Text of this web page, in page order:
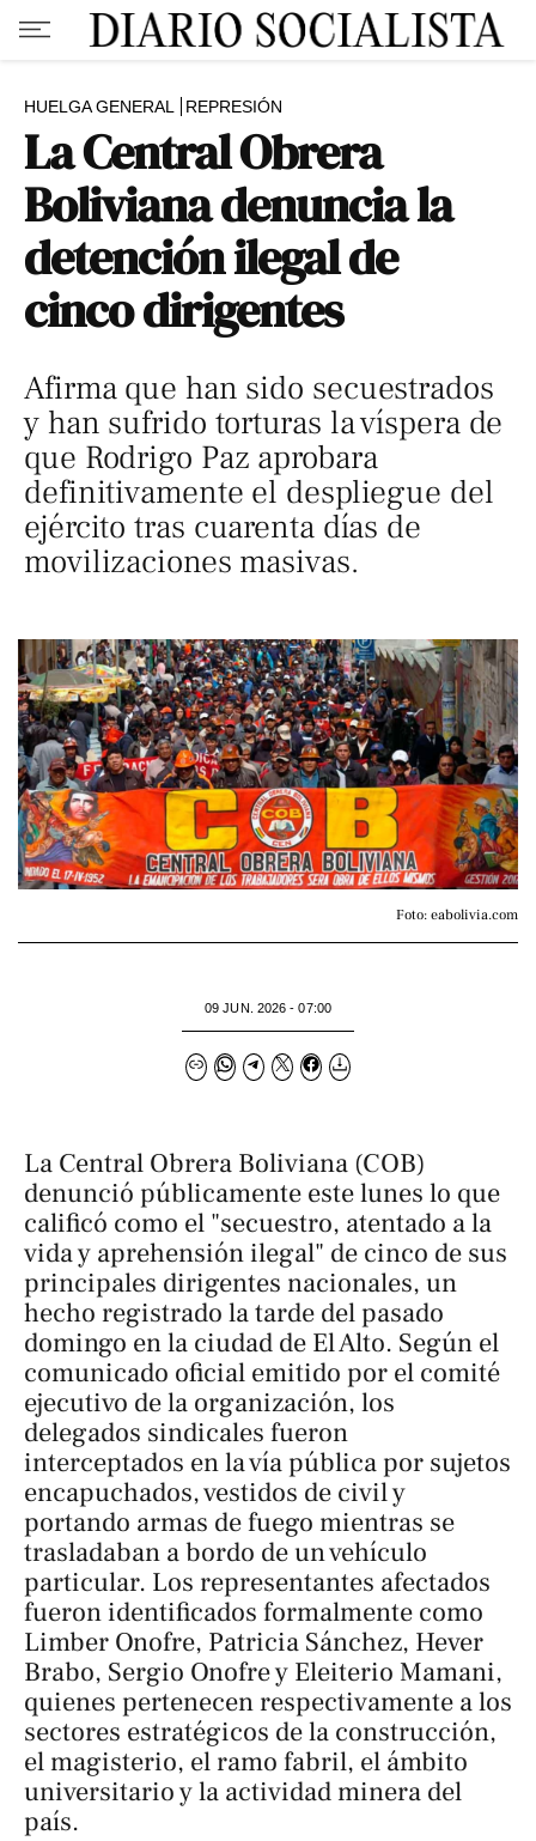
HUELGA GENERAL REPRESIÓN
La Central Obrera
Boliviana denuncia la
detención ilegal de
cinco dirigentes
Afirma que han sido secuestrados
y han sufrido torturas la víspera de
que Rodrigo Paz aprobara
definitivamente el despliegue del
ejército tras cuarenta días de
movilizaciones masivas.
Foto: eabolivia.com
09 JUN. 2026 - 07:00
La Central Obrera Boliviana (COB)
denunció públicamente este lunes lo que
calificó como el "secuestro, atentado a la
vida y aprehensión ilegal" de cinco de sus
principales dirigentes nacionales, un
hecho registrado la tarde del pasado
domingo en la ciudad de El Alto. Según el
comunicado oficial emitido por el comité
ejecutivo de la organización, los
delegados sindicales fueron
interceptados en la vía pública por sujetos
encapuchados, vestidos de civil y
portando armas de fuego mientras se
trasladaban a bordo de un vehículo
particular. Los representantes afectados
fueron identificados formalmente como
Limber Onofre, Patricia Sánchez, Hever
Brabo, Sergio Onofre y Eleiterio Mamani,
quienes pertenecen respectivamente a los
sectores estratégicos de la construcción,
el magisterio, el ramo fabril, el ámbito
universitario y la actividad minera del
país.